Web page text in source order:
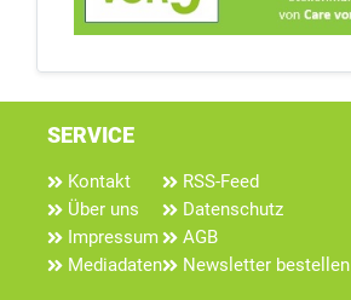
SERVICE
Kontakt
Über uns
Impressum
Mediadaten
RSS-Feed
Datenschutz
AGB
Newsletter bestellen